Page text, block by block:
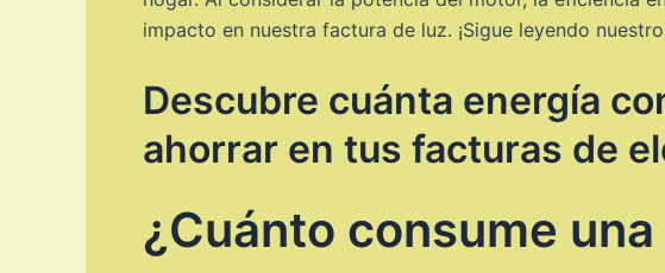
impacto en nuestra factura de luz. ¡Sigue leyendo
Descubre cuánta energía
ahorrar en tus facturas de
¿Cuánto consume